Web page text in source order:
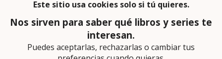
privacidad
En calidad de afiliado de Amazon obtengo